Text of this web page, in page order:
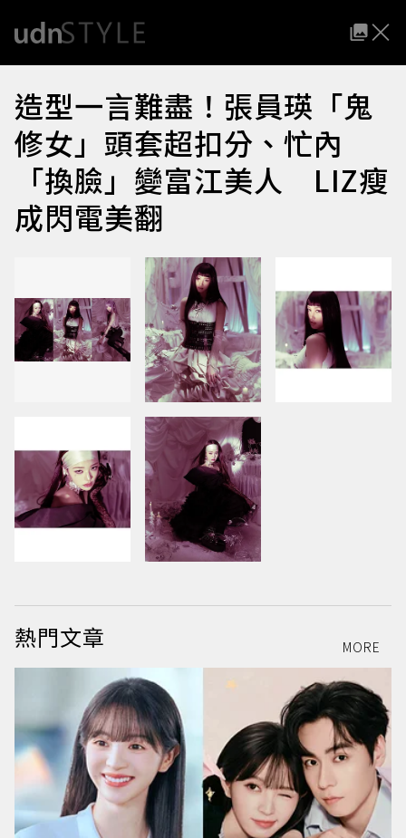
造型一言難盡！張員瑛「鬼
修女」頭套超扣分、忙內
「換臉」變富江美人 LIZ瘦
成閃電美翻
熱門文章 MORE